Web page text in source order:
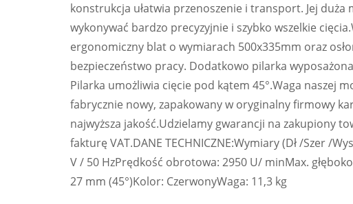
konstrukcja ułatwia przenoszenie i transport. Jej
wykonywać bardzo precyzyjnie i szybko wszelkie
ergonomiczny blat o wymiarach 500x335mm oraz
bezpieczeństwo pracy. Dodatkowo pilarka
Pilarka umożliwia cięcie pod kątem 45°.Waga naszej
fabrycznie nowy, zapakowany w oryginalny firmowy
najwyższa jakość.Udzielamy gwarancji na zakupiony
fakturę VAT.DANE TECHNICZNE:Wymiary (Dł /Szer /
V / 50 HzPrędkość obrotowa: 2950 U/ minMax.
27 mm (45°)Kolor: CzerwonyWaga: 11,3 kg